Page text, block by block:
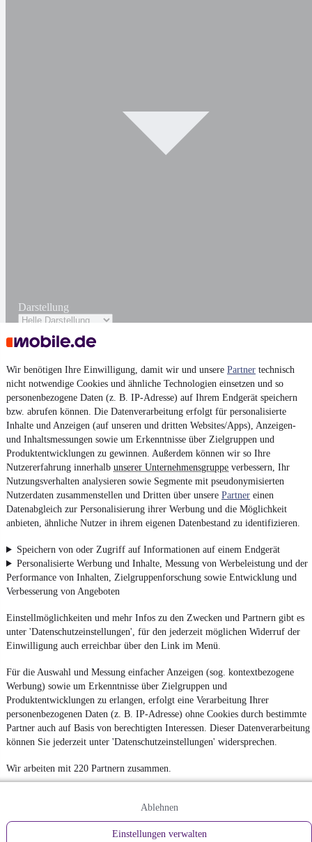
Wir benötigen Ihre Einwilligung, damit wir und unsere Partner technisch
nicht notwendige Cookies und ähnliche Technologien einsetzen und so
personenbezogene Daten (z. B. IP-Adresse) auf Ihrem Endgerät speichern
bzw. abrufen können. Die Datenverarbeitung erfolgt für personalisierte
Inhalte und Anzeigen (auf unseren und dritten Websites/Apps), Anzeigen-
und Inhaltsmessungen sowie um Erkenntnisse über Zielgruppen und
Produktentwicklungen zu gewinnen. Außerdem können wir so Ihre
Nutzererfahrung innerhalb unserer Unternehmensgruppe verbessern, Ihr
Nutzungsverhalten analysieren sowie Segmente mit pseudonymisierten
Nutzerdaten zusammenstellen und Dritten über unsere Partner einen
Datenabgleich zur Personalisierung ihrer Werbung und die Möglichkeit
anbieten, ähnliche Nutzer in ihrem eigenen Datenbestand zu identifizieren.
Speichern von oder Zugriff auf Informationen auf einem Endgerät
Personalisierte Werbung und Inhalte, Messung von Werbeleistung und der
Performance von Inhalten, Zielgruppenforschung sowie Entwicklung und
Verbesserung von Angeboten
Einstellmöglichkeiten und mehr Infos zu den Zwecken und Partnern gibt es
unter 'Datenschutzeinstellungen', für den jederzeit möglichen Widerruf der
Einwilligung auch erreichbar über den Link im Menü.
Für die Auswahl und Messung einfacher Anzeigen (sog. kontextbezogene
Werbung) sowie um Erkenntnisse über Zielgruppen und
Produktentwicklungen zu erlangen, erfolgt eine Verarbeitung Ihrer
personenbezogenen Daten (z. B. IP-Adresse) ohne Cookies durch bestimmte
Partner auch auf Basis von berechtigten Interessen. Dieser Datenverarbeitung
können Sie jederzeit unter 'Datenschutzeinstellungen' widersprechen.
Wir arbeiten mit 220 Partnern zusammen.
Ablehnen
Einstellungen verwalten
Darstellung